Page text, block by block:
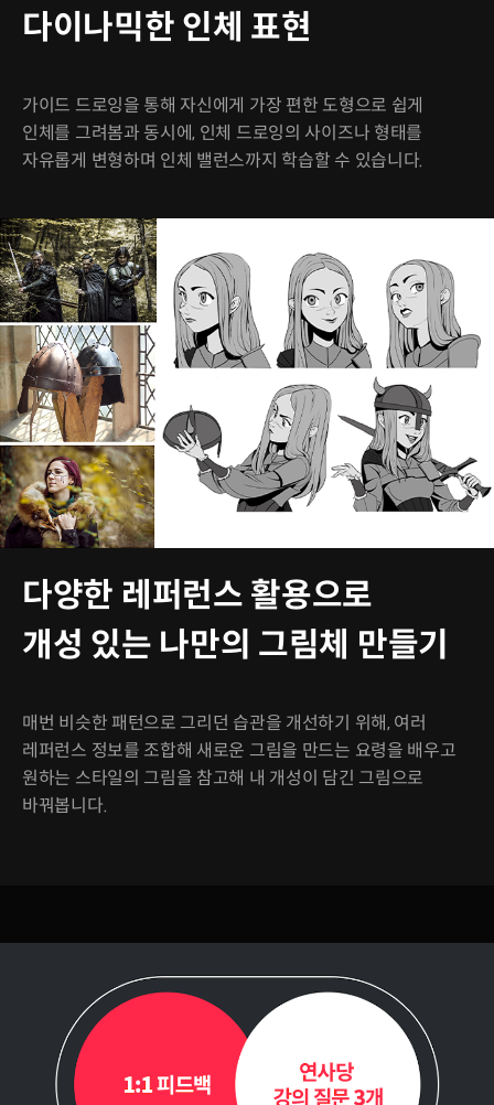
다이나믹한 인체 표현
가이드 드로잉을 통해 자신에게 가장 편한 도형으로 쉽게
인체를 그려봄과 동시에, 인체 드로잉의 사이즈나 형태를
자유롭게 변형하며 인체 밸런스까지 학습할 수 있습니다.
다양한 레퍼런스 활용으로
개성 있는 나만의 그림체 만들기
매번 비슷한 패턴으로 그리던 습관을 개선하기 위해, 여러
레퍼런스 정보를 조합해 새로운 그림을 만드는 요령을 배우고
원하는 스타일의 그림을 참고해 내 개성이 담긴 그림으로
바꿔봅니다.